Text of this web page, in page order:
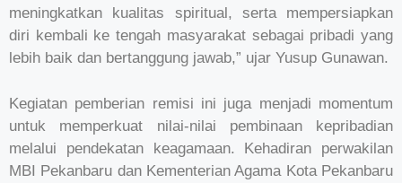
meningkatkan kualitas spiritual, serta mempersiapkan
diri kembali ke tengah masyarakat sebagai pribadi yang
lebih baik dan bertanggung jawab,” ujar Yusup Gunawan.
Kegiatan pemberian remisi ini juga menjadi momentum
untuk memperkuat nilai-nilai pembinaan kepribadian
melalui pendekatan keagamaan. Kehadiran perwakilan
MBI Pekanbaru dan Kementerian Agama Kota Pekanbaru